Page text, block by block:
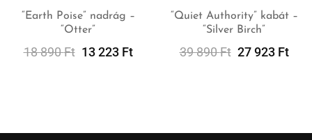
Opciók
Választása
“Earth Poise” nadrág –
“Otter”
18 890Ft 13 223 Ft
Kosárba
Teszem
“Quiet Authority” kabát –
“Silver Birch”
39 890Ft 27 923 Ft